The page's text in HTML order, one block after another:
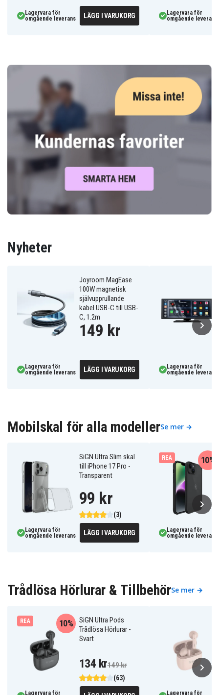
Lagervara för
omgående leverans
LÄGG I VARUKORG
Lagervara för
omgående leverans
Nyheter
Joyroom MagEase
100W magnetisk
självupprullande
kabel USB-C till USB-
C, 1.2m
149 kr
Lagervara för
omgående leverans
LÄGG I VARUKORG
Lagervara för
omgående leverans
Mobilskal för alla modellerSe mer →
SiGN Ultra Slim skal
till iPhone 17 Pro -
Transparent
(3)
99 kr
Lagervara för
omgående leverans
LÄGG I VARUKORG
REA 10%
Lagervara för
omgående leverans
Trådlösa Hörlurar & TillbehörSe mer →
REA
SiGN Ultra Pods
Trådlösa Hörlurar -
Svart
(63)
10%
134 kr149 kr
Lagervara för Lagervara för